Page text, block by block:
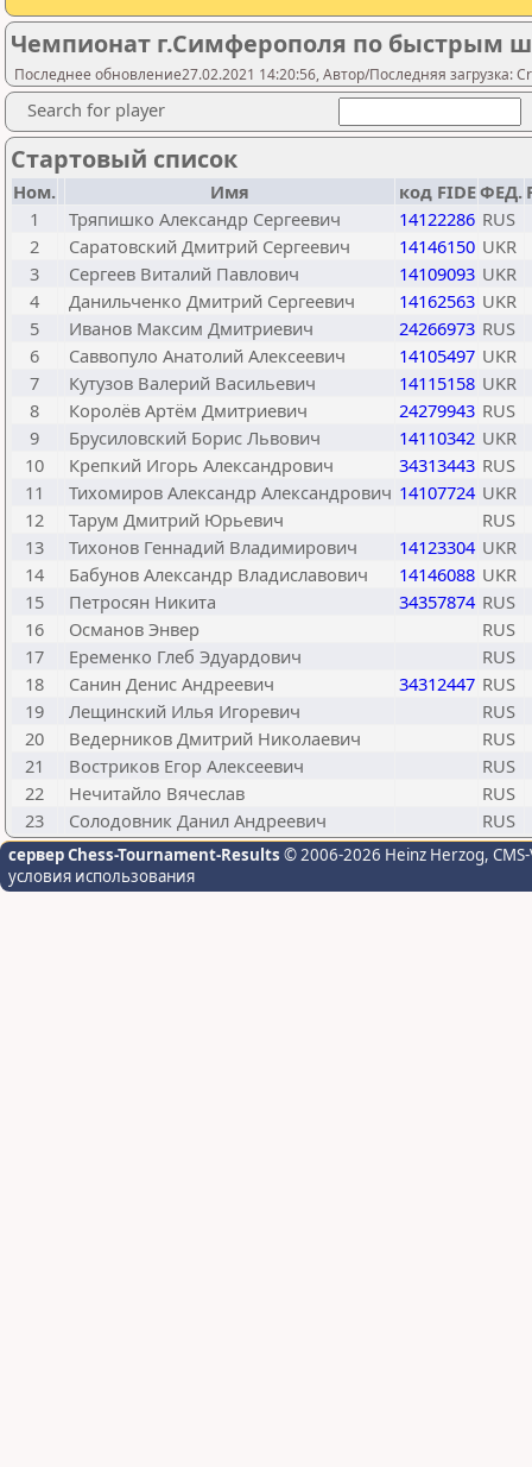
Чемпионат г.Симферополя по быстрым
Последнее обновление27.02.2021 14:20:56, Автор/Последняя загрузка:
Search for player
Стартовый список
Ном. Имя код FIDEФЕД.
1
Тряпишко Александр Сергеевич 14122286 RUS
2
Саратовский Дмитрий Сергеевич 14146150 UKR
3
Сергеев Виталий Павлович 14109093 UKR
4
Данильченко Дмитрий Сергеевич 14162563 UKR
5
Иванов Максим Дмитриевич 24266973 RUS
6
Саввопуло Анатолий Алексеевич 14105497 UKR
7
Кутузов Валерий Васильевич 14115158 UKR
8
Королёв Артём Дмитриевич 24279943 RUS
9
Брусиловский Борис Львович 14110342 UKR
10
Крепкий Игорь Александрович 34313443 RUS
11
Тихомиров Александр Александрович 14107724 UKR
12
Тарум Дмитрий Юрьевич
RUS
13
Тихонов Геннадий Владимирович 14123304 UKR
14
Бабунов Александр Владиславович 14146088 UKR
15
Петросян Никита 34357874 RUS
16
Османов Энвер
RUS
17
Еременко Глеб Эдуардович
RUS
18
Санин Денис Андреевич 34312447 RUS
19
Лещинский Илья Игоревич
RUS
20
Ведерников Дмитрий Николаевич
RUS
21
Востриков Егор Алексеевич
RUS
22
Нечитайло Вячеслав
RUS
23
Солодовник Данил Андреевич RUS
сервер Chess-Tournament-Results © 2006-2026 Heinz Herzog,
условия использования